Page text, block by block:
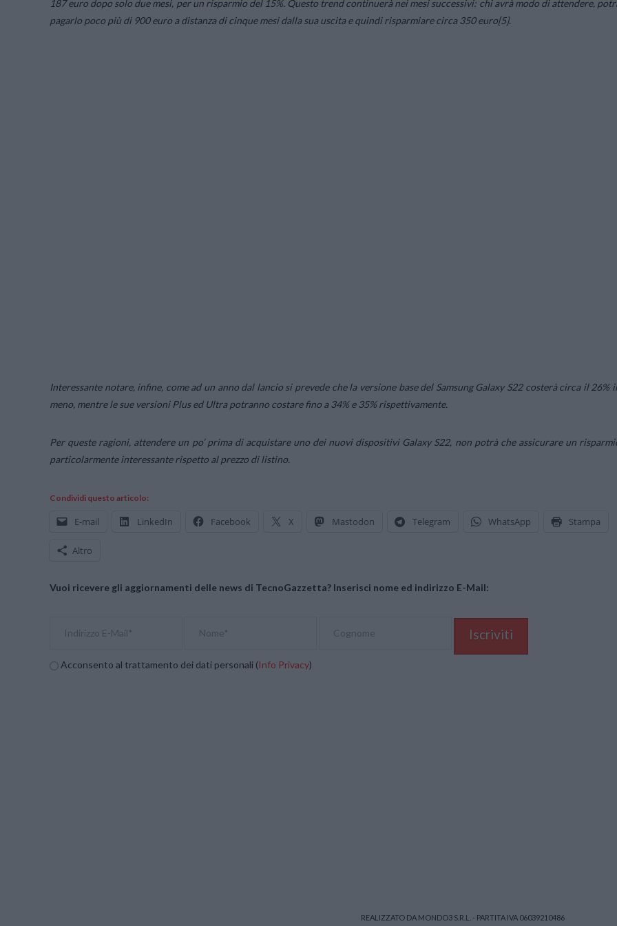
187 euro dopo solo due mesi, per un risparmio del 15%. Questo trend continuerà nei mesi successivi: chi avrà modo di attendere,
pagarlo poco più di 900 euro a distanza di cinque mesi dalla sua uscita e quindi risparmiare circa 350 euro[5].
Interessante notare, infine, come ad un anno dal lancio si prevede che la versione base del Samsung Galaxy S22 costerà circa il 26%
meno, mentre le sue versioni Plus ed Ultra potranno costare fino a 34% e 35% rispettivamente.
Per queste ragioni, attendere un po’ prima di acquistare uno dei nuovi dispositivi Galaxy S22, non potrà che assicurare un
particolarmente interessante rispetto al prezzo di listino.
Condividi questo articolo:
E-mail LinkedIn Facebook X Mastodon Telegram WhatsApp Stampa
Altro
Vuoi ricevere gli aggiornamenti delle news di TecnoGazzetta? Inserisci nome ed indirizzo E-Mail:
Acconsento al trattamento dei dati personali (Info Privacy)
REALIZZATO DA MONDO3 S.R.L. - PARTITA IVA 06039210486